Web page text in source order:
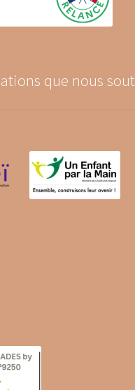
que nous